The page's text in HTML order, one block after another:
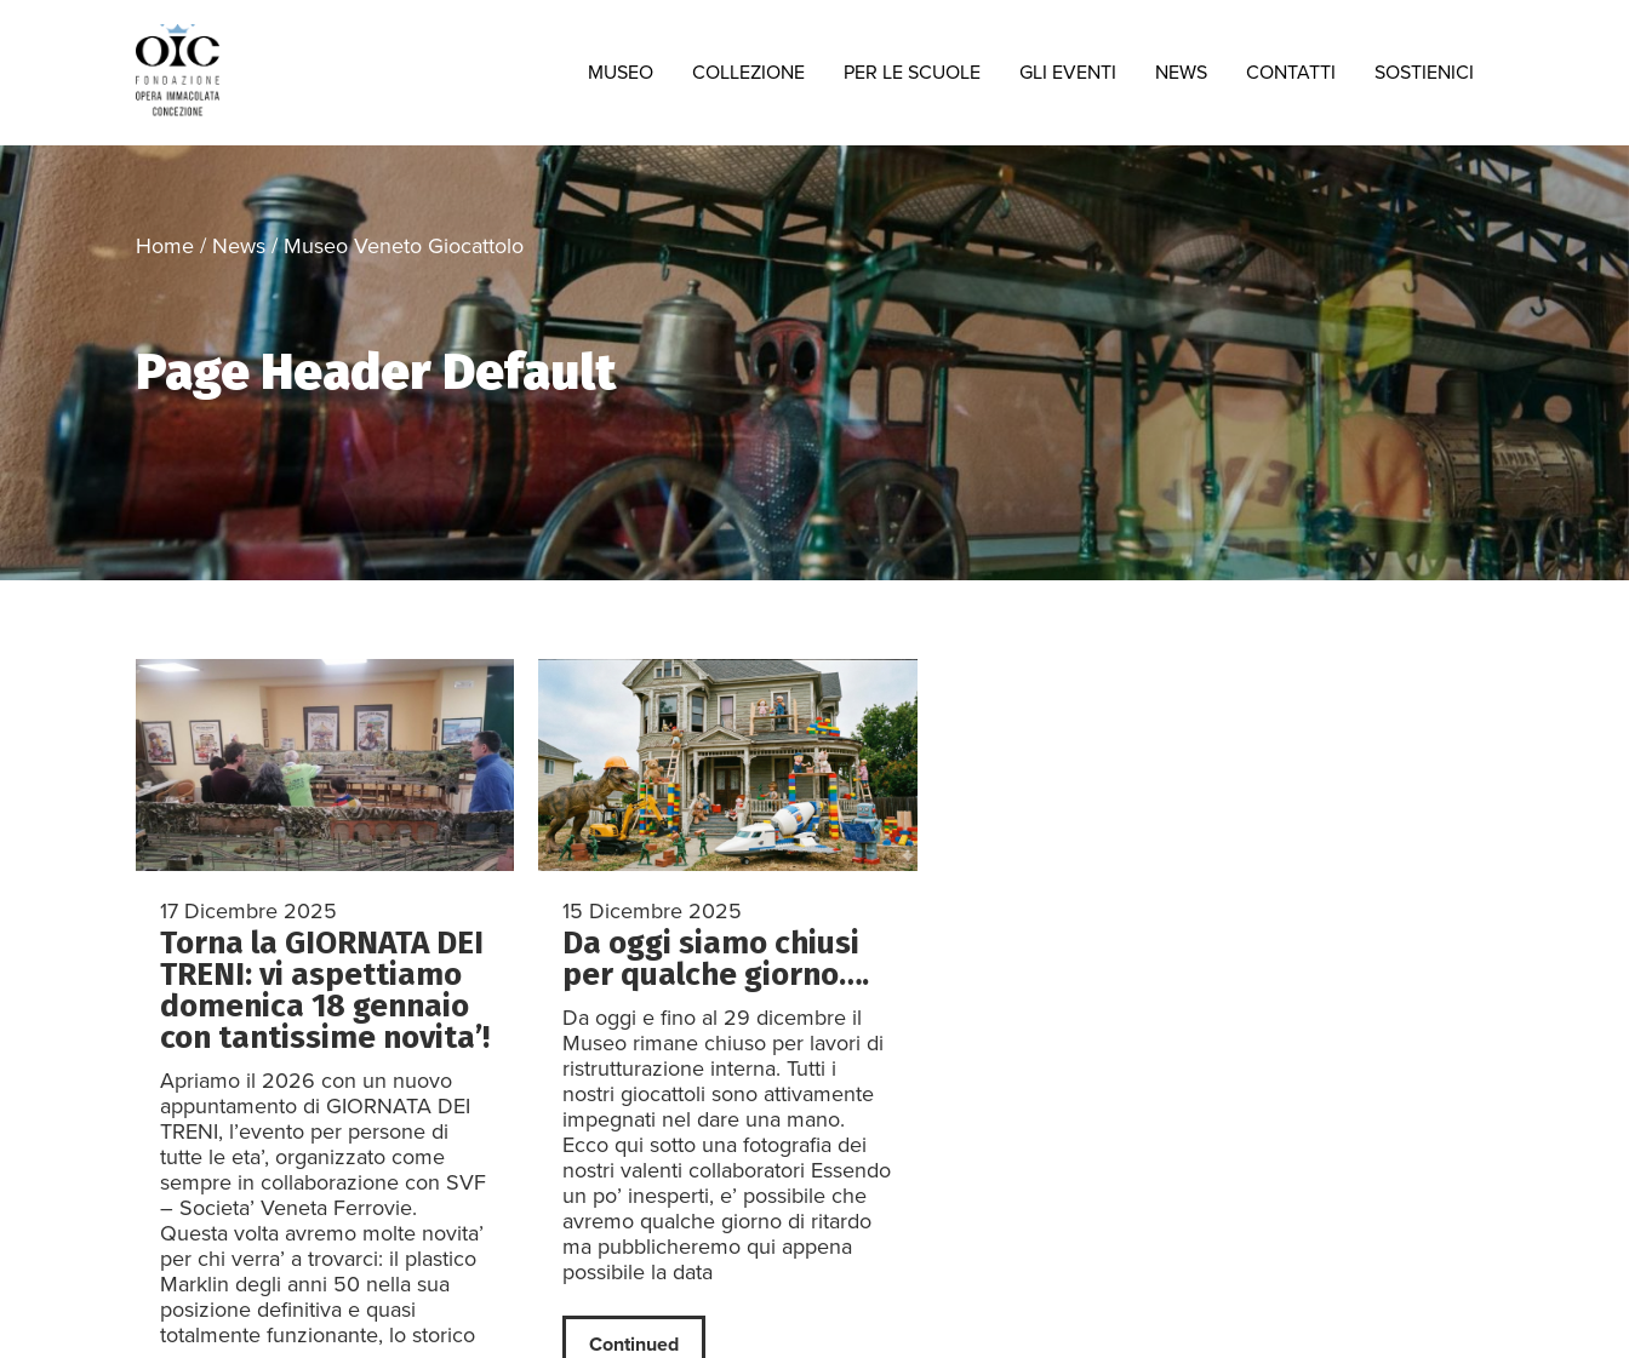
MUSEO COLLEZIONE PER LE SCUOLE GLI EVENTI NEWS CONTATTI SOSTIENICI
Home / News/Museo Veneto Giocattolo
Page Header Default
17 Dicembre 2025
Torna la GIORNATA DEI
TRENI: vi aspettiamo
domenica 18 gennaio
con tantissime novita’!
Apriamo il 2026 con un nuovo
appuntamento di GIORNATA DEI
TRENI, l’evento per persone di
tutte le eta’, organizzato come
sempre in collaborazione con SVF
– Societa’ Veneta Ferrovie.
Questa volta avremo molte novita’
per chi verra’ a trovarci: il plastico
Marklin degli anni 50 nella sua
posizione definitiva e quasi
totalmente funzionante, lo storico
15 Dicembre 2025
Da oggi siamo chiusi
per qualche giorno….
Da oggi e fino al 29 dicembre il
Museo rimane chiuso per lavori di
ristrutturazione interna. Tutti i
nostri giocattoli sono attivamente
impegnati nel dare una mano.
Ecco qui sotto una fotografia dei
nostri valenti collaboratori Essendo
un po’ inesperti, e’ possibile che
avremo qualche giorno di ritardo
ma pubblicheremo qui appena
possibile la data
Continued